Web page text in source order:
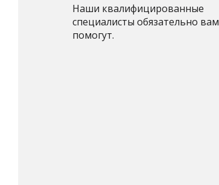
Наши квалифицированные
специалисты обязательно вам
помогут.